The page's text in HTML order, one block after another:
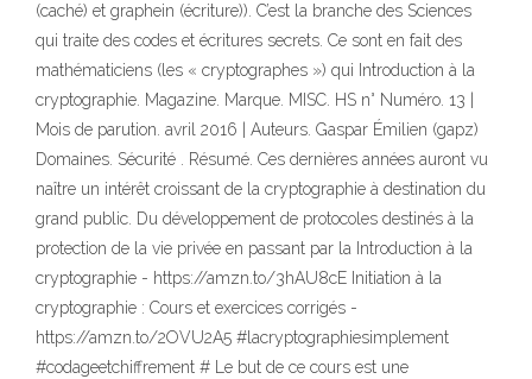
(caché) et graphein (écriture)). C’est la branche des Sciences
qui traite des codes et écritures secrets. Ce sont en fait des
mathématiciens (les « cryptographes ») qui Introduction à la
cryptographie. Magazine. Marque. MISC. HS n° Numéro. 13 |
Mois de parution. avril 2016 | Auteurs. Gaspar Émilien (gapz)
Domaines. Sécurité . Résumé. Ces dernières années auront vu
naître un intérêt croissant de la cryptographie à destination du
grand public. Du développement de protocoles destinés à la
protection de la vie privée en passant par la Introduction à la
cryptographie - https://amzn.to/3hAU8cE Initiation à la
cryptographie : Cours et exercices corrigés -
https://amzn.to/2OVU2A5 #lacryptographiesimplement
#codageetchiffrement # Le but de ce cours est une